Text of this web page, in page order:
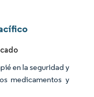
en la seguridad y
medicamentos y